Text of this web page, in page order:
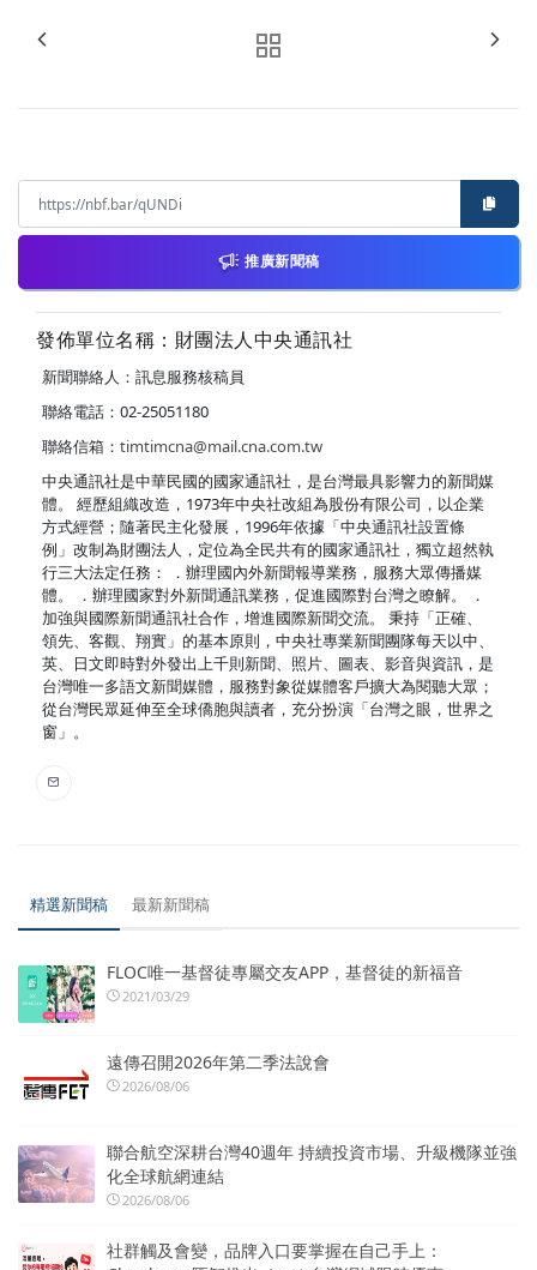
推廣新聞稿
發佈單位名稱：財團法人中央通訊社
新聞聯絡人：訊息服務核稿員
聯絡電話：02-25051180
聯絡信箱： timtimcna@mail.cna.com.tw
中央通訊社是中華民國的國家通訊社，是台灣最具影響力的新聞媒
體。 經歷組織改造，1973年中央社改組為股份有限公司，以企業
方式經營；隨著民主化發展，1996年依據「中央通訊社設置條
例」改制為財團法人，定位為全民共有的國家通訊社，獨立超然執
行三大法定任務： ．辦理國內外新聞報導業務，服務大眾傳播媒
體。 ．辦理國家對外新聞通訊業務，促進國際對台灣之瞭解。 ．
加強與國際新聞通訊社合作，增進國際新聞交流。 秉持「正確、
領先、客觀、翔實」的基本原則，中央社專業新聞團隊每天以中、
英、日文即時對外發出上千則新聞、照片、圖表、影音與資訊，是
台灣唯一多語文新聞媒體，服務對象從媒體客戶擴大為閱聽大眾；
從台灣民眾延伸至全球僑胞與讀者，充分扮演「台灣之眼，世界之
窗」。
精選新聞稿 最新新聞稿
FLOC唯一基督徒專屬交友APP，基督徒的新福音
2021/03/29
遠傳召開2026年第二季法說會
2026/08/06
聯合航空深耕台灣40週年 持續投資市場、升級機隊並強
化全球航網連結
2026/08/06
社群觸及會變，品牌入口要掌握在自己手上：